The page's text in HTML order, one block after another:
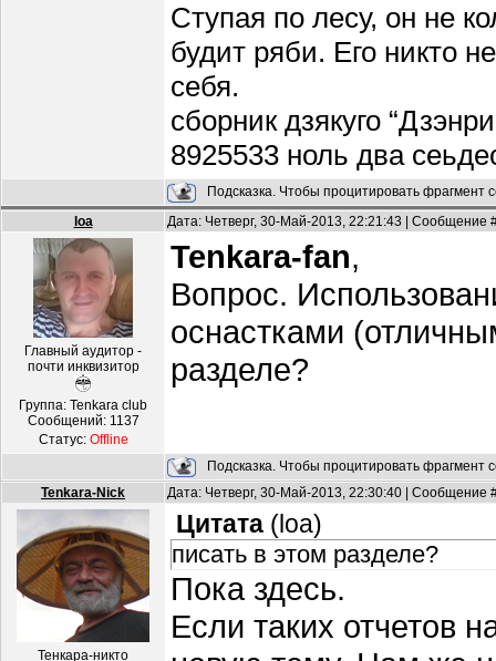
Ступая по лесу, он не
будит ряби. Его никто
себя.
сборник дзякуго
8925533 ноль два
Подсказка. Чтобы процитировать фрагмент
loa
Дата: Четверг, 30-Май-2013, 22:21:43 | Сообщение
Главный аудитор -
почти инквизитор
Группа: Tenkara club
Сообщений: 1137
Статус: Offline
Tenkara-fan,
Вопрос.
оснастками
разделе?
Подсказка. Чтобы процитировать фрагмент
Tenkara-Nick
Дата: Четверг, 30-Май-2013, 22:30:40 | Сообщение
Тенкара-никто
Цитата ( loa)
писать в этом разделе?
Пока здесь.
Если таких отчетов